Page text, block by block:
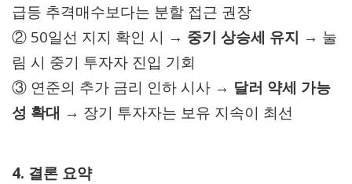
급등 추격매수보다는 분할 접근 권장
② 50일선 지지 확인 시 → 중기 상승세 유지 → 눌
림 시 중기 투자자 진입 기회
③ 연준의 추가 금리 인하 시사 → 달러 약세 가능
성 확대 → 장기 투자자는 보유 지속이 최선
4. 결론 요약